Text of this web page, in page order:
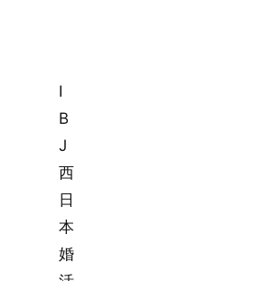
I
B
J
西
日
本
婚